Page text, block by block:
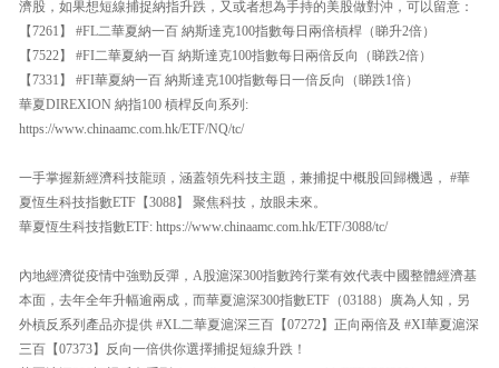
濟股，如果想短線捕捉納指升跌，又或者想為手持的美股做對沖，可以留意：
【7261】 #FL二華夏納一百 納斯達克100指數每日兩倍槓桿（睇升2倍）
【7522】 #FI二華夏納一百 納斯達克100指數每日兩倍反向（睇跌2倍）
【7331】 #FI華夏納一百 納斯達克100指數每日一倍反向（睇跌1倍）
華夏DIREXION 納指100 槓桿反向系列:
https://www.chinaamc.com.hk/ETF/NQ/tc/
一手掌握新經濟科技龍頭，涵蓋領先科技主題，兼捕捉中概股回歸機遇， #華
夏恆生科技指數ETF【3088】 聚焦科技，放眼未來。
華夏恆生科技指數ETF: https://www.chinaamc.com.hk/ETF/3088/tc/
內地經濟從疫情中強勁反彈，A股滬深300指數跨行業有效代表中國整體經濟基
本面，去年全年升幅逾兩成，而華夏滬深300指數ETF（03188）廣為人知，另
外槓反系列產品亦提供 #XL二華夏滬深三百【07272】正向兩倍及 #XI華夏滬深
三百【07373】反向一倍供你選擇捕捉短線升跌！